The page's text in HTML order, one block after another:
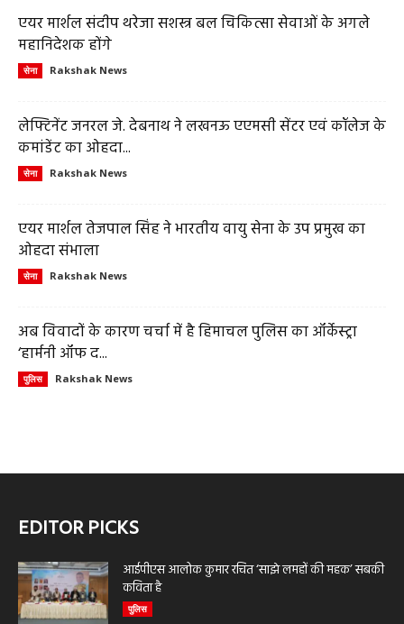
एयर मार्शल संदीप थरेजा सशस्त्र बल चिकित्सा सेवाओं के अगले
महानिदेशक होंगे
सेना Rakshak News
लेफ्टिनेंट जनरल जे. देबनाथ ने लखनऊ एएमसी सेंटर एवं कॉलेज के
कमांडेंट का ओहदा...
सेना Rakshak News
एयर मार्शल तेजपाल सिंह ने भारतीय वायु सेना के उप प्रमुख का
ओहदा संभाला
सेना Rakshak News
अब विवादों के कारण चर्चा में है हिमाचल पुलिस का ऑर्केस्ट्रा
‘हार्मनी ऑफ द...
पुलिस Rakshak News
EDITOR PICKS
आईपीएस आलोक कुमार रचित ‘साझे लमहों की महक’ सबकी
कविता है
पुलिस